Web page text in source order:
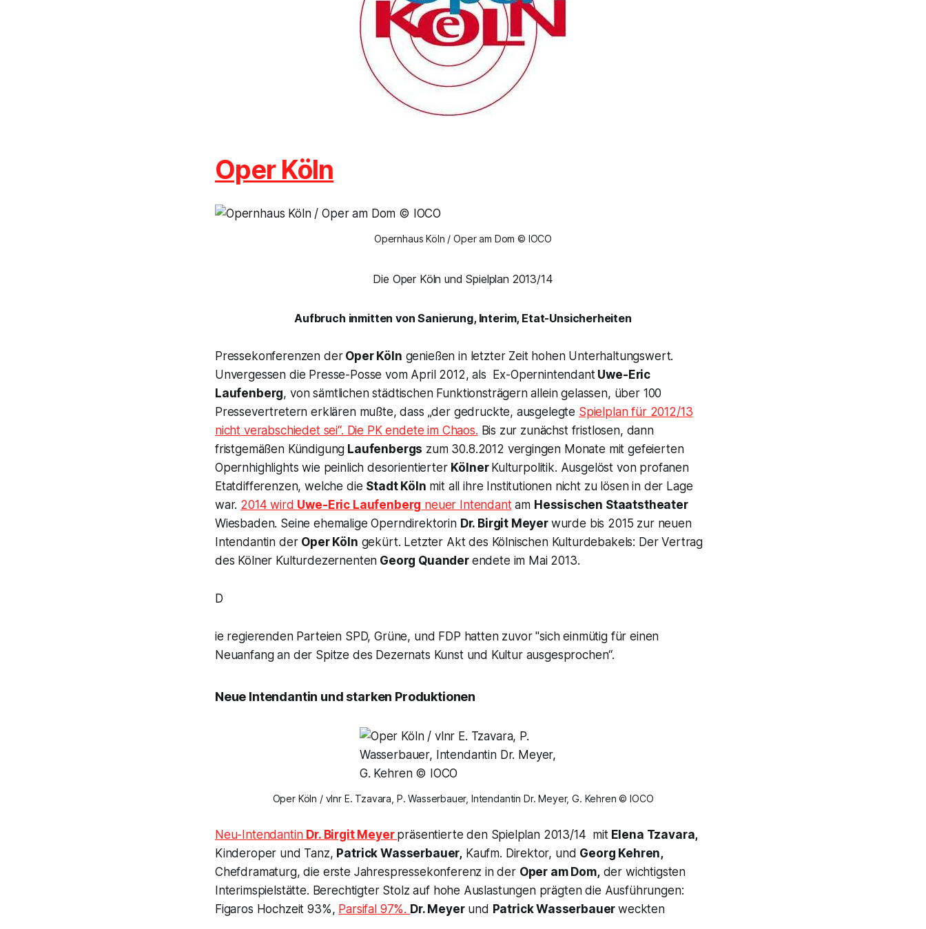
Oper Köln
Opernhaus Köln / Oper am Dom © IOCO
Die Oper Köln und Spielplan 2013/14
Aufbruch inmitten von Sanierung, Interim, Etat-Unsicherheiten
Pressekonferenzen derOper Köln genießen in letzter Zeit hohen Unterhaltungswert.
Unvergessen die Presse-Posse vom April 2012, als Ex-OpernintendantUwe-Eric
Laufenberg, von sämtlichen städtischen Funktionsträgern allein gelassen, über 100
Pressevertretern erklären mußte, dass „der gedruckte, ausgelegte Spielplan für 2012/13
nicht verabschiedet sei“. Die PK endete im Chaos. Bis zur zunächst fristlosen, dann
fristgemäßen Kündigung Laufenbergs zum 30.8.2012 vergingen Monate mit gefeierten
Opernhighlights wie peinlich desorientierter Kölner Kulturpolitik. Ausgelöst von profanen
Etatdifferenzen, welche die Stadt Köln mit all ihre Institutionen nicht zu lösen in der Lage
war. 2014 wird Uwe-Eric Laufenberg neuer Intendantam Hessischen Staatstheater
Wiesbaden. Seine ehemalige Operndirektorin Dr. Birgit Meyer wurde bis 2015 zur neuen
Intendantin der Oper Köln gekürt. Letzter Akt des Kölnischen Kulturdebakels: Der Vertrag
des Kölner Kulturdezernenten Georg Quander endete im Mai 2013.
D
ie regierenden Parteien SPD, Grüne, und FDP hatten zuvor "sich einmütig für einen
Neuanfang an der Spitze des Dezernats Kunst und Kultur ausgesprochen“.
Neue Intendantin und starken Produktionen
Oper Köln / vlnr E. Tzavara, P. Wasserbauer, Intendantin Dr. Meyer, G. Kehren © IOCO
Neu-Intendantin Dr. Birgit Meyer präsentierte den Spielplan 2013/14 mitElena Tzavara,
Kinderoper und Tanz, Patrick Wasserbauer, Kaufm. Direktor, und Georg Kehren,
Chefdramaturg, die erste Jahrespressekonferenz in der Oper am Dom,der wichtigsten
Interimspielstätte. Berechtigter Stolz auf hohe Auslastungen prägten die Ausführungen:
Figaros Hochzeit 93%, Parsifal 97%. Dr. Meyerund Patrick Wasserbauerweckten